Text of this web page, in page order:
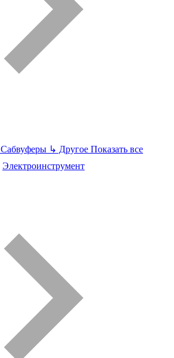
Сабвуферы ↳ Другое Показать все
Электроинструмент